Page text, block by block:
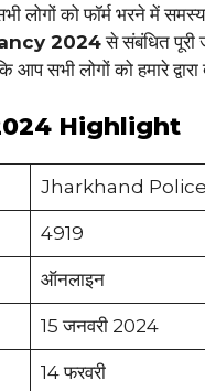
लोगों को फॉर्म भरने में
2024से संबंधित पूरी
सभी लोगों को हमारे
Highlight
Jharkhand
4919
ऑनलाइन
15 जनवरी 2024
14 फरवरी